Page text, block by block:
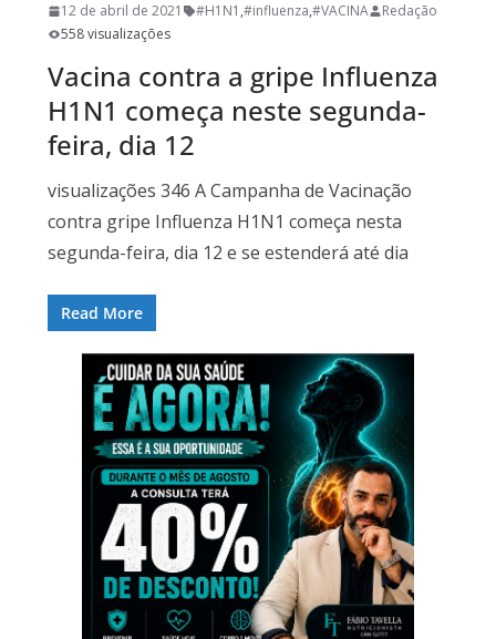
12 de abril de 2021 #H1N1 ,#influenza,#VACINA
Redação
558 visualizações
Vacina contra a gripe Influenza
H1N1 começa neste segunda-
feira, dia 12
visualizações 346 A Campanha de Vacinação
contra gripe Influenza H1N1 começa nesta
segunda-feira, dia 12 e se estenderá até dia
Read More